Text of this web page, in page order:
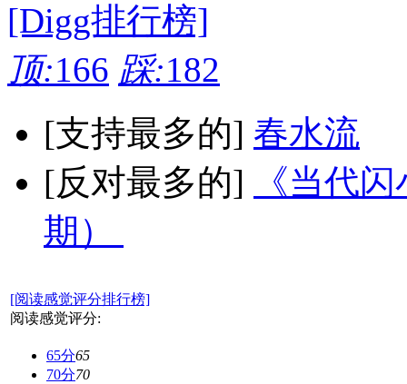
[Digg排行榜]
顶:166 踩:182
[支持最多的] 春水流
[反对最多的]
《当代
期）
[阅读感觉评分排行榜]
阅读感觉评分:
65分65
70分70